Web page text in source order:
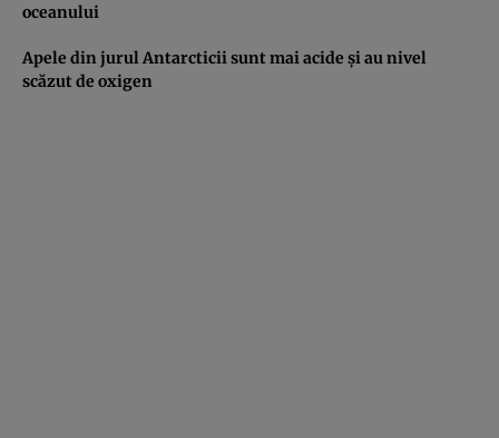
oceanului
Apele din jurul Antarcticii sunt mai acide şi au nivel
scăzut de oxigen